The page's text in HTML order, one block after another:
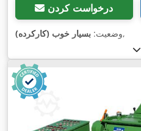
درخواست کردن
وضعیت: بسیار خوب (کارکرده) ,